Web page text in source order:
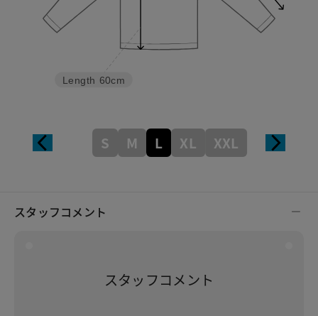
Length 60cm
S M L XL XXL
スタッフコメント
スタッフコメント